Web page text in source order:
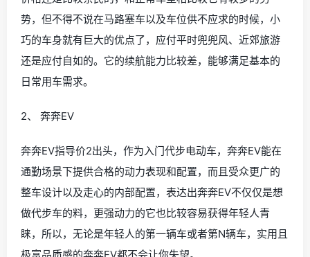
势，但不得不说在马路塞车以及车位供不应求的时候，小
巧的车身就有巨大的优点了，应付平时兜兜风、近郊旅游
还是应付自如的。它的续航能力比较差，能够满足基本的
日常用车需求。
2、 奔奔EV
奔奔EV指导价2出头，作为入门代步电动车，奔奔EV能在
通勤场景下提供合格的动力表现和配置，而且受众更广的
整车设计以及走心的内部配置，表达出奔奔EV不仅仅是想
做代步车的料，更强动力的它也比较容易获得年轻人青
睐，所以，无论是年轻人的第一辆车或者第N辆车，实用且
极富品质感的奔奔EV都不会让你失望。